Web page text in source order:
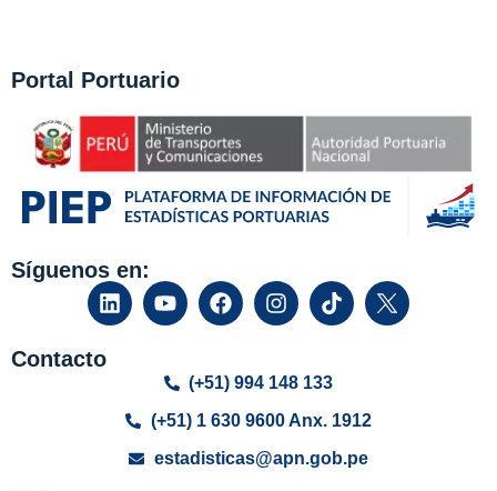
Portal Portuario
Síguenos en:
Contacto
(+51) 994 148 133
(+51) 1 630 9600 Anx. 1912
estadisticas@apn.gob.pe